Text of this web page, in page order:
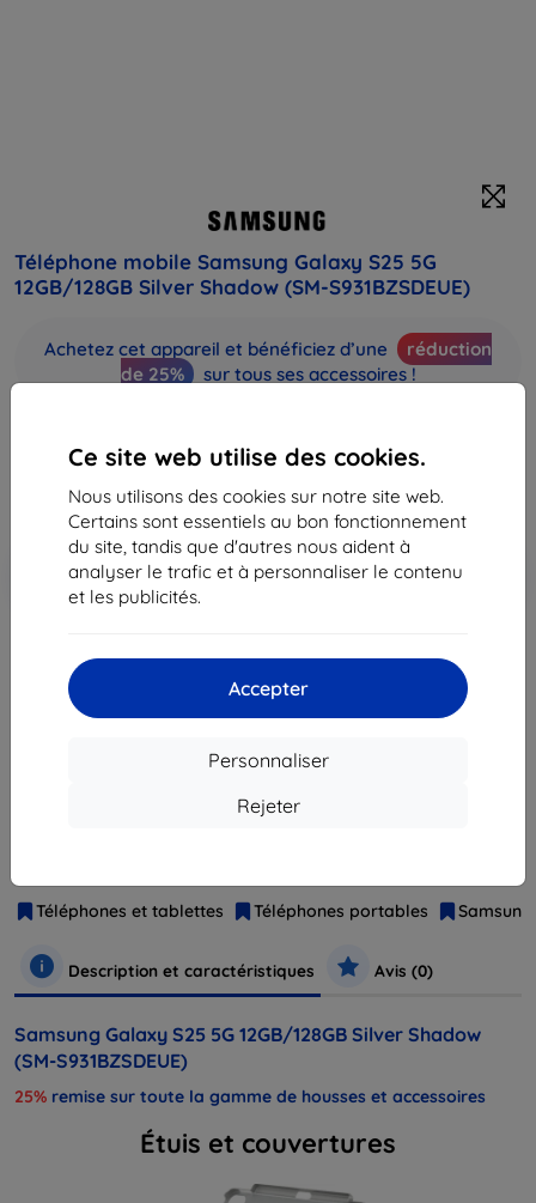
Ce site web utilise des cookies.
Nous utilisons des cookies sur notre site web.
Certains sont essentiels au bon fonctionnement
du site, tandis que d'autres nous aident à
analyser le trafic et à personnaliser le contenu
et les publicités.
Accepter
Personnaliser
Rejeter
Téléphone mobile Samsung Galaxy S25 5G
12GB/128GB Silver Shadow (SM-S931BZSDEUE)
Achetez cet appareil et bénéficiez d’une
réduction
de 25%
sur tous ses accessoires !
901,90 €
434,61 €
-10%
Réduction avec coupon
EXTRA10
Ajouter au
panier
épuisé
épuisé
Téléphones et tablettes
Téléphones portables Samsung
Description et caractéristiques Avis (0)
Samsung Galaxy S25 5G 12GB/128GB Silver Shadow
(SM-S931BZSDEUE)
25% remise sur toute la gamme de housses et accessoires
Étuis et couvertures